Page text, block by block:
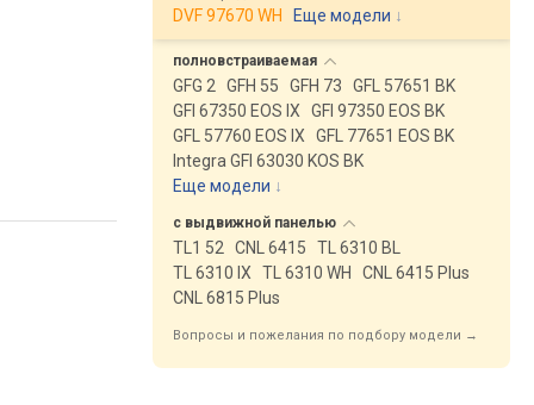
DVF 97670 WH Еще модели ↓
полновстраиваемая
GFG 2 GFH 55 GFH 73
GFL 57651 BK
GFI 67350 EOS IX
GFI 97350 EOS BK
GFL 57760 EOS IX
GFL 77651 EOS BK
Integra GFI 63030 KOS BK
Еще модели ↓
с выдвижной панелью
TL1 52 CNL 6415
TL 6310 BL
TL 6310 IX
TL 6310 WH
CNL 6415 Plus
CNL 6815 Plus
Вопросы и пожелания по подбору модели →